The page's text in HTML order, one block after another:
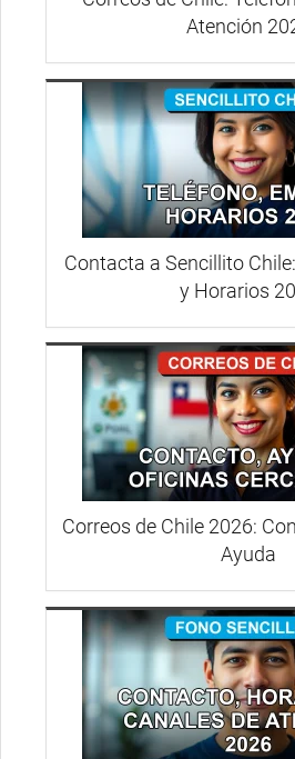
Atención
Contacta a Sencillito
y Horarios
Correos de Chile 2026:
Ayuda